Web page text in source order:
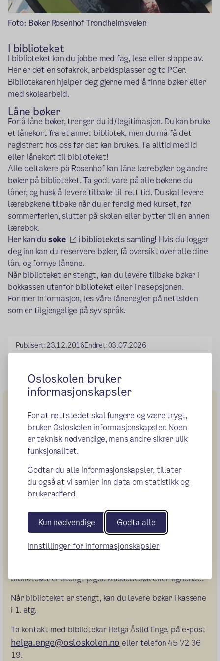
Osloskolen bruker
informasjonskapsler
For at nettstedet skal fungere og være trygt,
bruker Osloskolen informasjonskapsler. Noen
er teknisk nødvendige, mens andre sikrer ulik
funksjonalitet.
Godtar du alle informasjonskapsler, tillater
du også at vi samler inn data om statistikk og
brukeradferd.
Kun nødvendige Godta alle
Innstillinger for informasjonskapsler
Foto: Bøker Rosenhof Trondheimsveien
I biblioteket
I biblioteket kan du jobbe med fag, lese eller slappe av.
Her er det en sofakrok, arbeidsplasser og to PCer.
Bibliotekaren hjelper deg gjerne med å finne bøker eller
med skolearbeid.
Låne bøker
For å låne bøker, trenger du id/legitimasjon. Du kan bruke
et lånekort fra et annet bibliotek, men du må få det
registrert hos oss før det kan brukes. Ta alltid med id
eller lånekort til biblioteket!
Alle deltakere på Rosenhof kan låne lærebøker og andre
bøker på biblioteket. Ta godt vare på alle bøkene du
låner, og husk å levere tilbake til rett tid. Du skal levere
lærebøkene tilbake når du er ferdig med kurset, før
sommerferien, slutter på skolen eller bytter til en annen
lærebok.
Her kan du søke (ekstern lenke)
i bibliotekets samling! Hvis du logger
deg inn kan du reservere bøker, få oversikt over alle dine
lån, og fornye lånene.
Når biblioteket er stengt, kan du levere tilbake bøker i
bokkassen utenfor biblioteket eller i resepsjonen.
For mer informasjon, les våre låneregler på nettsiden
som er tilgjengelige på syv språk.
Publisert:23.12.2016Endret:03.07.2026
Åpningstider
Åpningstider:
Mandag: 09:00 - 15:00*
Tirsdag: 09:00 - 15:00*
Onsdag: 09:00 - 15:00*
Fredag: stengt
* Biblioteket stenges i lunsjen: 11:00 - 11:45
biblioteket er stengt p.g.a. klassebesøk eller lignende.
Når biblioteket er stengt, kan du levere bøker i kassene
i 1. etg.
Ta kontakt med bibliotekar Helga Åslid Enge, på e-post
helga.enge@osloskolen.no eller telefon 45 72 36
19.